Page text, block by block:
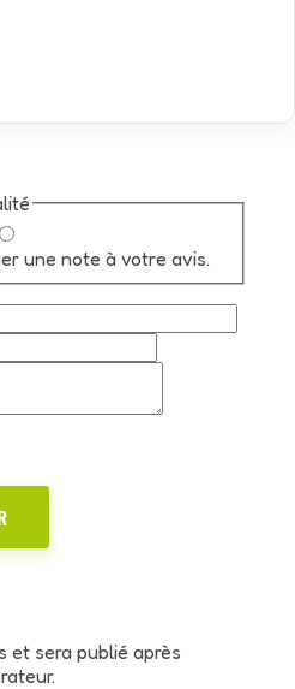
une note à votre avis.
et sera publié après